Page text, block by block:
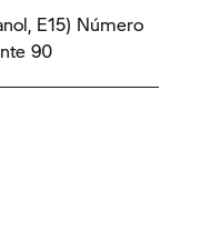
E15) Número
90